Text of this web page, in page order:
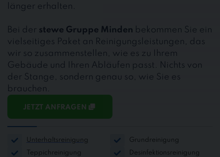
länger erhalten.
Bei der stewe Gruppe Minden bekommen Sie ein
vielseitiges Paket an Reinigungsleistungen, das
wir so zusammenstellen, wie es zu Ihrem
Gebäude und Ihren Abläufen passt. Nichts von
der Stange, sondern genau so, wie Sie es
brauchen.
JETZT ANFRAGEN
Unterhaltsreinigung
Grundreinigung
Teppichreinigung
Desinfektionsreinigung